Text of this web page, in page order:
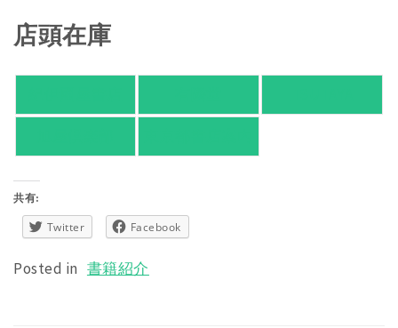
店頭在庫
共有:
Twitter Facebook
Posted in 書籍紹介